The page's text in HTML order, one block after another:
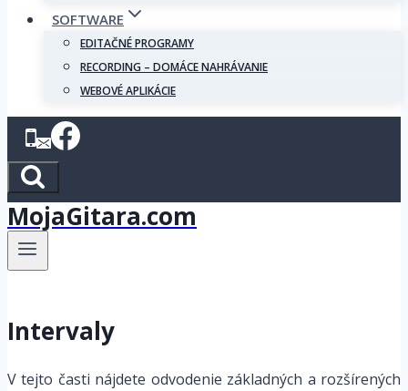
SOFTWARE
EDITAČNÉ PROGRAMY
RECORDING – DOMÁCE NAHRÁVANIE
WEBOVÉ APLIKÁCIE
MojaGitara.com
Intervaly
V tejto časti nájdete odvodenie základných a rozšírených